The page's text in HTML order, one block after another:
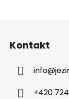
Kontakt
info@
+420